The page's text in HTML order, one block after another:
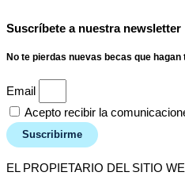
Suscríbete a nuestra newsletter
No te pierdas nuevas becas que hagan
Email
Acepto recibir la
Suscribirme
EL PROPIETARIO DEL SITIO